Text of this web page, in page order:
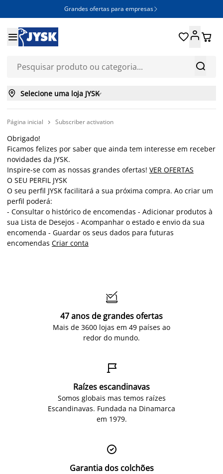
Grandes ofertas para empresas 


 
 Selecione uma loja JYSK
Página inicial  Subscriber activation
Obrigado!
Ficamos felizes por saber que ainda tem interesse em receber
novidades da JYSK.
Inspire-se com as nossas grandes ofertas! VER OFERTAS
O SEU PERFIL JYSK
O seu perfil JYSK facilitará a sua próxima compra. Ao criar um
perfil poderá:
- Consultar o histórico de encomendas - Adicionar produtos à
sua Lista de Desejos - Acompanhar o estado e envio da sua
encomenda - Guardar os seus dados para futuras
encomendas Criar conta

47 anos de grandes ofertas
Mais de 3600 lojas em 49 países ao
redor do mundo.

Raízes escandinavas
Somos globais mas temos raízes
Escandinavas. Fundada na Dinamarca
em 1979.

Garantia dos colchões